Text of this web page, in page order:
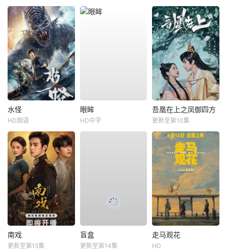
水怪
HD国语
眼眸
HD中字
吾凰在上之凤御四方
更新至第10集
南戏
更新至第15集
盲盒
更新至第14集
走马观花
HD